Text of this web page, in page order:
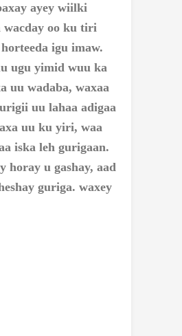
ayey wiilki
wacday oo ku tiri
igu imaw.
ugu yimid wuu ka
uu wadaba, waxaa
uu lahaa adigaa
uu ku yiri, waa
iska leh gurigaan.
horay u gashay, aad
guriga. waxey